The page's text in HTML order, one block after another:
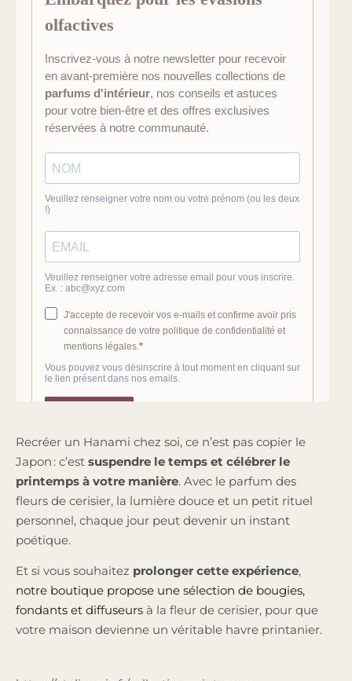
Recréer un Hanami chez soi, ce n’est pas copier le
Japon : c’est suspendre le temps et célébrer le
printemps à votre manière. Avec le parfum des
fleurs de cerisier, la lumière douce et un petit rituel
personnel, chaque jour peut devenir un instant
poétique.
Et si vous souhaitez prolonger cette expérience,
notre boutique propose une sélection de bougies,
fondants et diffuseurs à la fleur de cerisier, pour que
votre maison devienne un véritable havre printanier.